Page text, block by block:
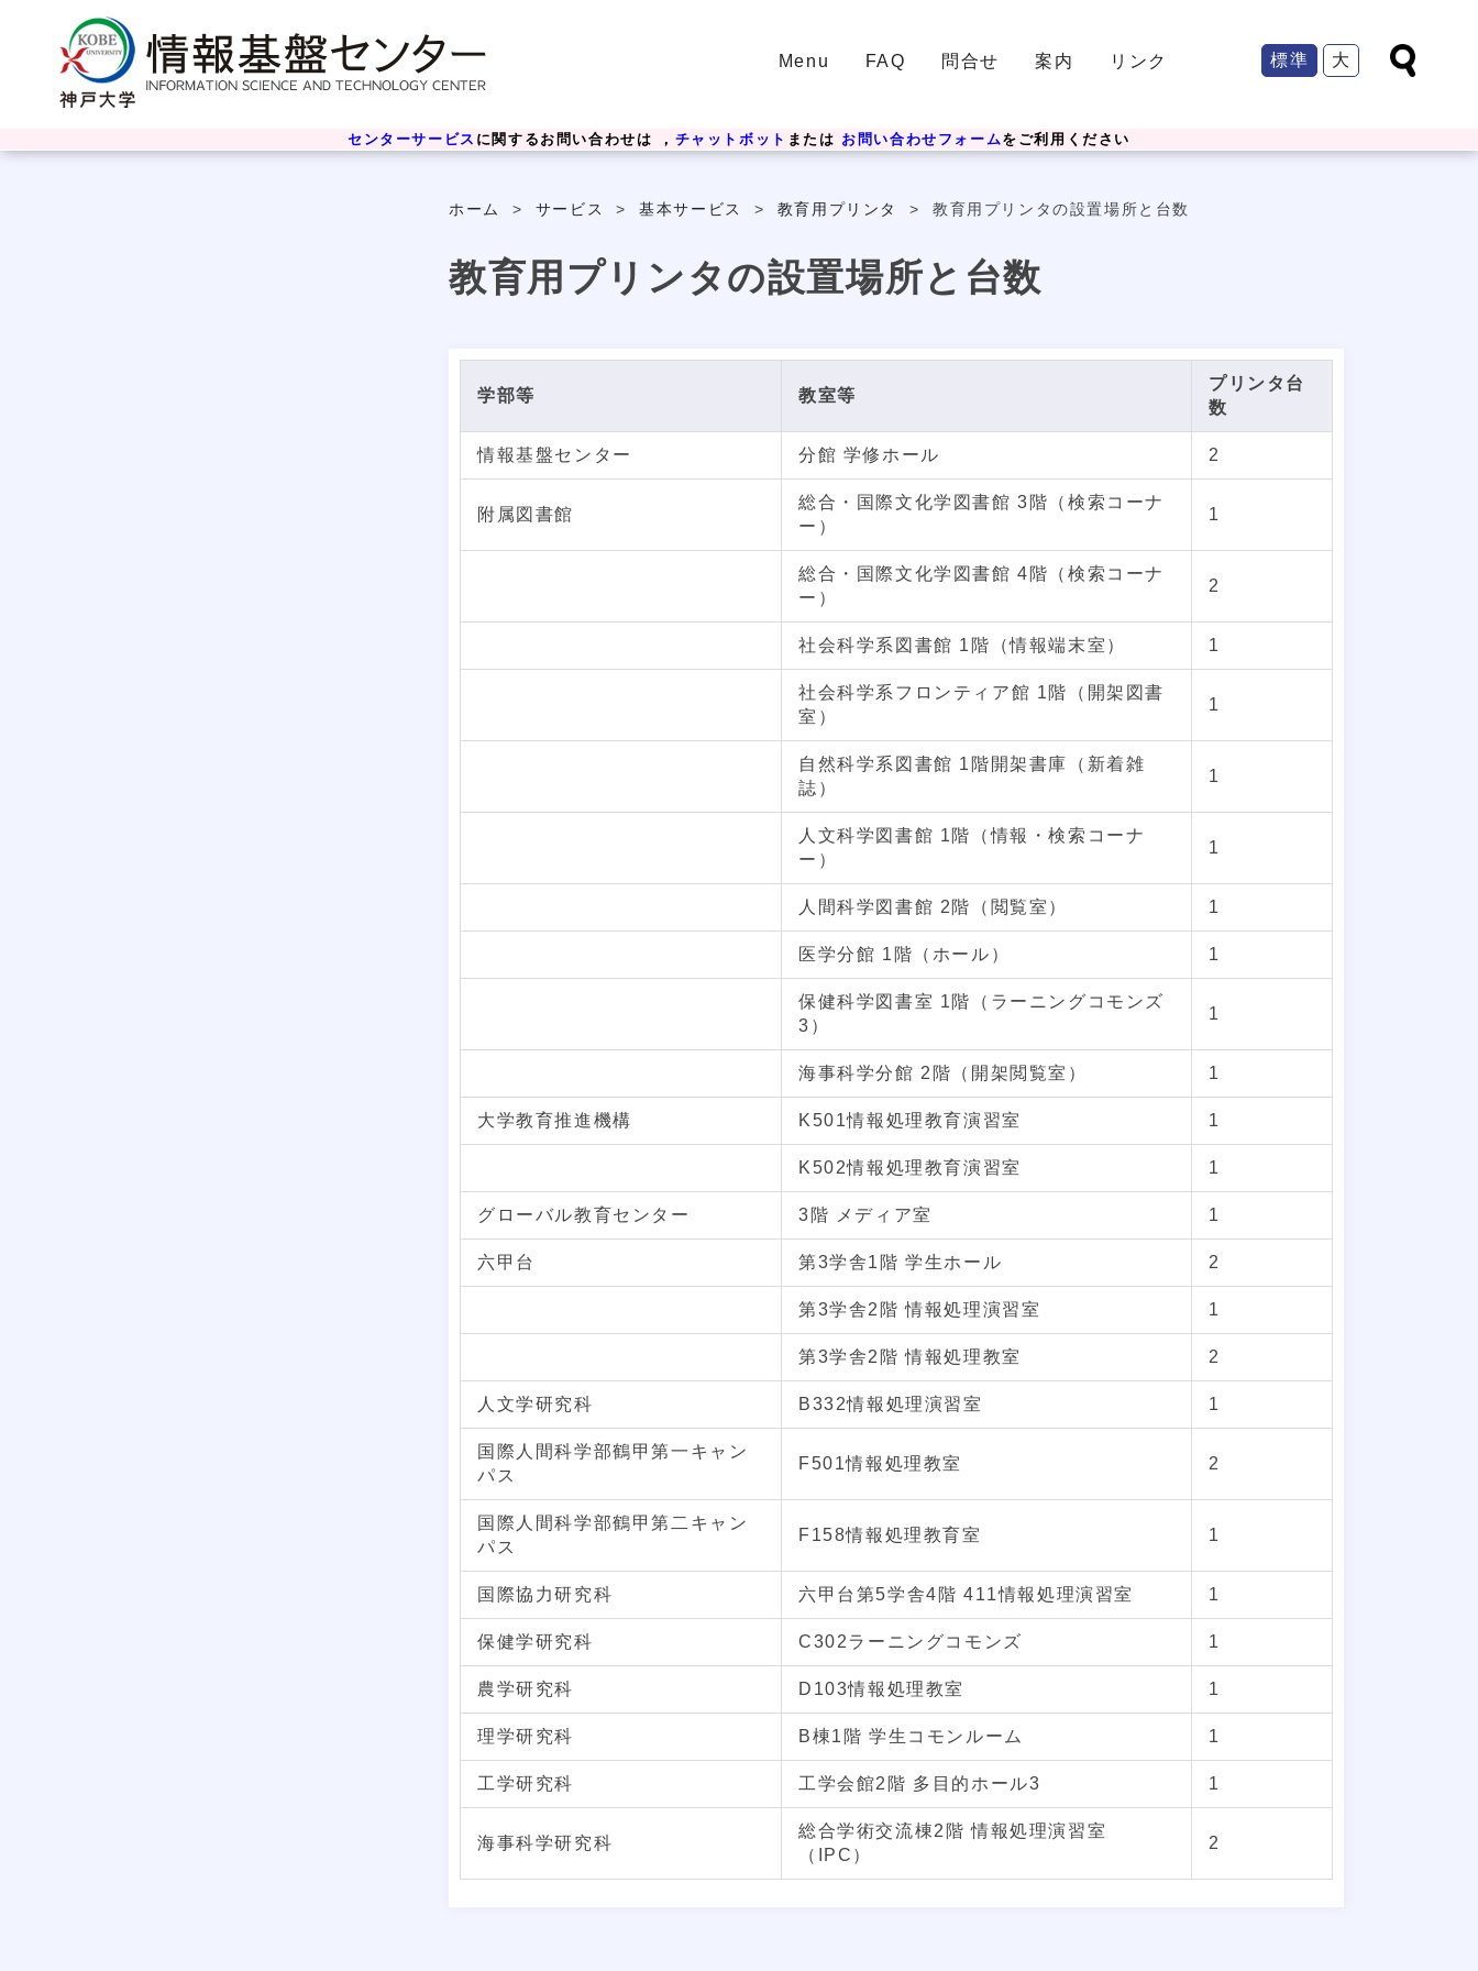
Menu FAQ 問合せ 案内 リンク 標準 大
センターサービス に関するお問い合わせは ， チャットボット または お問い合わせフォームをご利用ください
ホーム > サービス >基本サービス > 教育用プリンタ >教育用プリンタの設置場所と台数
教育用プリンタの設置場所と台数
学部等 教室等
プリンタ台
数
情報基盤センター 分館 学修ホール 2
附属図書館
総合・国際文化学図書館 3階（検索コーナ
ー）
1
総合・国際文化学図書館 4階（検索コーナ
ー）
2
社会科学系図書館 1階（情報端末室） 1
社会科学系フロンティア館 1階（開架図書
室）
1
自然科学系図書館 1階開架書庫（新着雑
誌）
1
人文科学図書館 1階（情報・検索コーナ
ー）
1
人間科学図書館 2階（閲覧室） 1
医学分館 1階（ホール） 1
保健科学図書室 1階（ラーニングコモンズ
3）
1
海事科学分館 2階（開架閲覧室） 1
大学教育推進機構 K501情報処理教育演習室 1
K502情報処理教育演習室 1
グローバル教育センター 3階 メディア室 1
六甲台 第3学舎1階 学生ホール 2
第3学舎2階 情報処理演習室 1
第3学舎2階 情報処理教室 2
人文学研究科 B332情報処理演習室 1
国際人間科学部鶴甲第一キャン
パス
F501情報処理教室 2
国際人間科学部鶴甲第二キャン
パス
F158情報処理教育室 1
国際協力研究科 六甲台第5学舎4階 411情報処理演習室 1
保健学研究科 C302ラーニングコモンズ 1
農学研究科 D103情報処理教室 1
理学研究科 B棟1階 学生コモンルーム 1
工学研究科 工学会館2階 多目的ホール3 1
海事科学研究科
総合学術交流棟2階 情報処理演習室
（IPC）
2